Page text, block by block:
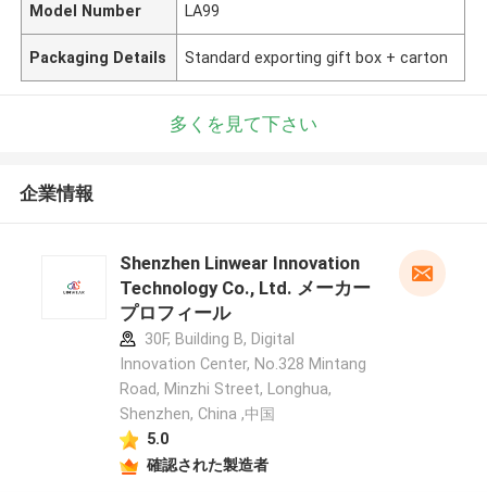
Model Number LA99
Packaging Details Standard exporting gift box + carton
多くを見て下さい
企業情報
Shenzhen Linwear Innovation
Technology Co., Ltd. メーカー
プロフィール
30F, Building B, Digital
Innovation Center, No.328 Mintang
Road, Minzhi Street, Longhua,
Shenzhen, China ,中国
5.0
確認された製造者